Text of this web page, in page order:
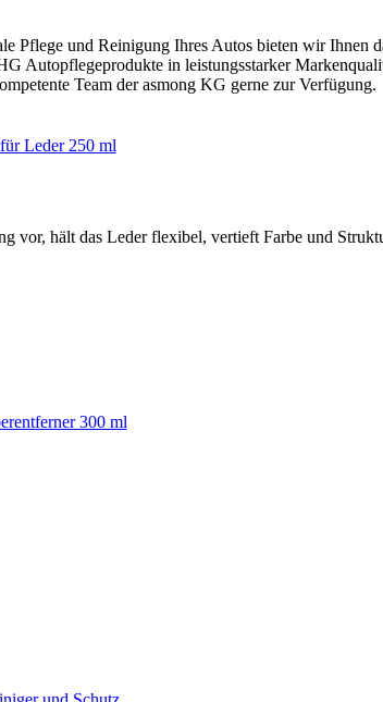
Pflege und Reinigung Ihres Autos bieten wir Ihnen
Autopflegeprodukte in leistungsstarker
Team der asmong KG gerne zur Verfügung.
vor, hält das Leder flexibel, vertieft Farbe und